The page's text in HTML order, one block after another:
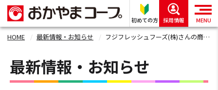
初めての方 採用情報 MENU
HOME 最新情報・お知らせ フジフレッシュフーズ(株)さんの商品セミナー 【岡山東エリア香登・西鶴山コープ委員会】
最新情報・お知らせ